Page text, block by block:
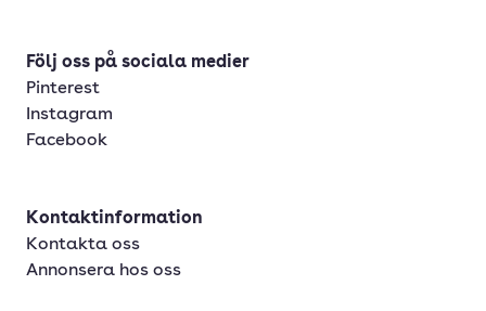
Följ oss på sociala medier
Pinterest
Instagram
Facebook
Kontaktinformation
Kontakta oss
Annonsera hos oss